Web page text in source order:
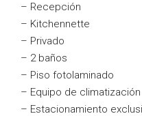
– Recepción
– Kitchennette
– Privado
– 2 baños
– Piso fotolaminado
– Equipo de climatización
– Estacionamiento